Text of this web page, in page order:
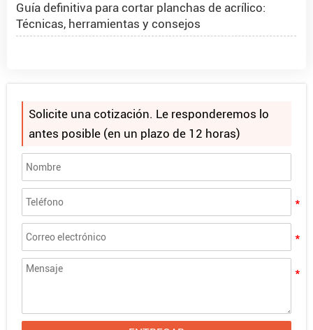
Guía definitiva para cortar planchas de acrílico:
Técnicas, herramientas y consejos
¿Qué son las esferas de acrílico?
Cómo hacer que la purpurina se adhiera al acrílico
Alands le invita a FIRMAR CHINA 2025
¿Buscas "Láminas Acrílicas Cerca de Mí"? Elija
Alands para obtener la ventaja de comprar al por
mayor
Solicite una cotización. Le responderemos lo
antes posible (en un plazo de 12 horas)